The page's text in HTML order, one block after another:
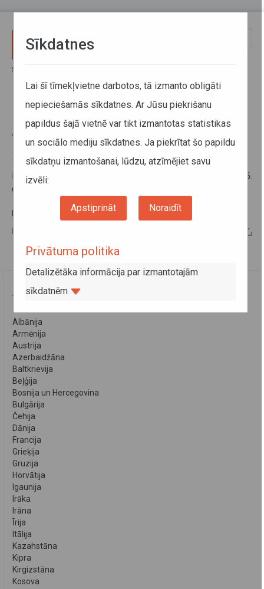
Sākums
Braukšanas ierobežojumi Polijā
2026. gadā
17. decembris 2025
Informāciju par braukšanas ierobežojumiem Polijā 2026.
gadā skatīt zemāk pie papildu informācijas.
PAPILDU INFORMĀCIJA:
VALSTIS
Albānija
Armēnija
Austrija
Azerbaidžāna
Baltkrievija
Beļģija
Bosnija un Hercegovina
Bulgārija
Čehija
Dānija
Francija
Grieķija
Gruzija
Horvātija
Igaunija
Irāka
Irāna
Īrija
Itālija
Kazahstāna
Kipra
Kirgizstāna
Kosova
Sīkdatnes
Lai šī tīmekļvietne darbotos, tā izmanto obligāti
nepieciešamās sīkdatnes. Ar Jūsu piekrišanu
papildus šajā vietnē var tikt izmantotas statistikas
un sociālo mediju sīkdatnes. Ja piekrītat šo papildu
sīkdatņu izmantošanai, lūdzu, atzīmējiet savu
izvēli:
Apstiprināt Noraidīt
Privātuma politika
Detalizētāka informācija par izmantotajām
sīkdatnēm